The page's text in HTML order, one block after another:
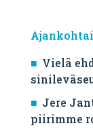
Vielä
Jere
piirimme